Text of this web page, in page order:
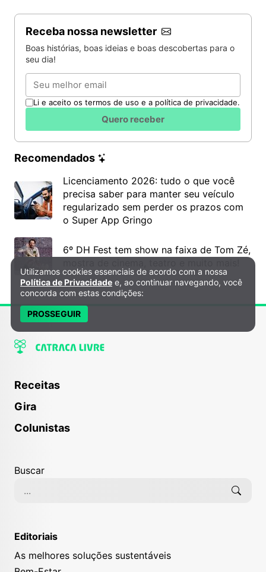
Receba nossa newsletter
Boas histórias, boas ideias e boas descobertas para o
seu dia!
Email
Li e aceito os termos de uso e a política de privacidade.
Quero receber
Recomendados
Licenciamento 2026: tudo o que você
precisa saber para manter seu veículo
regularizado sem perder os prazos com
o Super App Gringo
6º DH Fest tem show na faixa de Tom Zé,
Receitas
Gira
Colunistas
Buscar
Editoriais
As melhores soluções sustentáveis
Política de Privacidade e Cookies
Utilizamos cookies essenciais de acordo com a nossa
Política de Privacidade e, ao continuar navegando, você
concorda com estas condições:
PROSSEGUIR